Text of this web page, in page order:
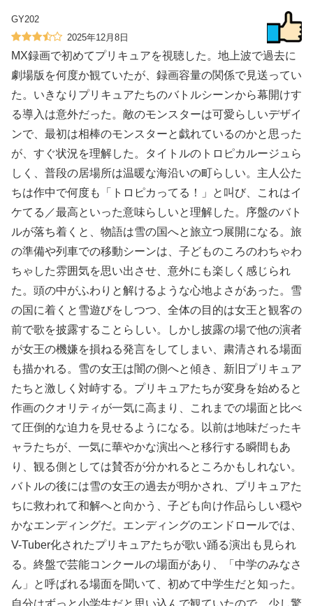
GY202
2025年12月8日
MX録画で初めてプリキュアを視聴した。地上波で過去に
劇場版を何度か観ていたが、録画容量の関係で見送ってい
た。いきなりプリキュアたちのバトルシーンから幕開けす
る導入は意外だった。敵のモンスターは可愛らしいデザイ
ンで、最初は相棒のモンスターと戯れているのかと思った
が、すぐ状況を理解した。タイトルのトロピカルージュら
しく、普段の居場所は温暖な海沿いの町らしい。主人公た
ちは作中で何度も「トロピカってる！」と叫び、これはイ
ケてる／最高といった意味らしいと理解した。序盤のバト
ルが落ち着くと、物語は雪の国へと旅立つ展開になる。旅
の準備や列車での移動シーンは、子どものころのわちゃわ
ちゃした雰囲気を思い出させ、意外にも楽しく感じられ
た。頭の中がふわりと解けるような心地よさがあった。雪
の国に着くと雪遊びをしつつ、全体の目的は女王と観客の
前で歌を披露することらしい。しかし披露の場で他の演者
が女王の機嫌を損ねる発言をしてしまい、粛清される場面
も描かれる。雪の女王は闇の側へと傾き、新旧プリキュア
たちと激しく対峙する。プリキュアたちが変身を始めると
作画のクオリティが一気に高まり、これまでの場面と比べ
て圧倒的な迫力を見せるようになる。以前は地味だったキ
ャラたちが、一気に華やかな演出へと移行する瞬間もあ
り、観る側としては賛否が分かれるところかもしれない。
バトルの後には雪の女王の過去が明かされ、プリキュアた
ちに救われて和解へと向かう、子ども向け作品らしい穏や
かなエンディングだ。エンディングのエンドロールでは、
V-Tuber化されたプリキュアたちが歌い踊る演出も見られ
る。終盤で芸能コンクールの場面があり、「中学のみなさ
ん」と呼ばれる場面を聞いて、初めて中学生だと知った。
自分はずっと小学生だと思い込んで観ていたので、少し驚